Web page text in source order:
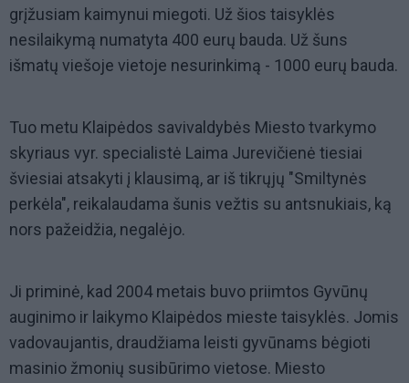
grįžusiam kaimynui miegoti. Už šios taisyklės
nesilaikymą numatyta 400 eurų bauda. Už šuns
išmatų viešoje vietoje nesurinkimą - 1000 eurų bauda.
Tuo metu Klaipėdos savivaldybės Miesto tvarkymo
skyriaus vyr. specialistė Laima Jurevičienė tiesiai
šviesiai atsakyti į klausimą, ar iš tikrųjų "Smiltynės
perkėla", reikalaudama šunis vežtis su antsnukiais, ką
nors pažeidžia, negalėjo.
Ji priminė, kad 2004 metais buvo priimtos Gyvūnų
auginimo ir laikymo Klaipėdos mieste taisyklės. Jomis
vadovaujantis, draudžiama leisti gyvūnams bėgioti
masinio žmonių susibūrimo vietose. Miesto